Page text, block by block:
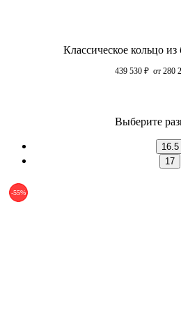
Классическое кольцо из
439 530 ₽ от 280
Выберите
16.5
17
-55%